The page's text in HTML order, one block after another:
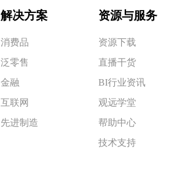
解决方案
消费品
泛零售
金融
互联网
先进制造
资源与服务
资源下载
直播干货
BI行业资讯
观远学堂
帮助中心
技术支持